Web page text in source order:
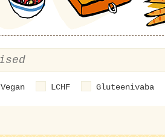
Vegan LCHF Gluteenivaba